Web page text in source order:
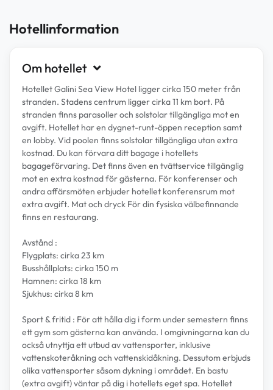
Hotellinformation
Om hotellet
Hotellet Galini Sea View Hotel ligger cirka 150 meter från
stranden. Stadens centrum ligger cirka 11 km bort. På
stranden finns parasoller och solstolar tillgängliga mot en
avgift. Hotellet har en dygnet-runt-öppen reception samt
en lobby. Vid poolen finns solstolar tillgängliga utan extra
kostnad. Du kan förvara ditt bagage i hotellets
bagageförvaring. Det finns även en tvättservice tillgänglig
mot en extra kostnad för gästerna. För konferenser och
andra affärsmöten erbjuder hotellet konferensrum mot
extra avgift. Mat och dryck För din fysiska välbefinnande
finns en restaurang.
Avstånd :
Flygplats: cirka 23 km
Busshållplats: cirka 150 m
Hamnen: cirka 18 km
Sjukhus: cirka 8 km
Sport & fritid : För att hålla dig i form under semestern finns
ett gym som gästerna kan använda. I omgivningarna kan du
också utnyttja ett utbud av vattensporter, inklusive
vattenskoteråkning och vattenskidåkning. Dessutom erbjuds
olika vattensporter såsom dykning i området. En bastu
(extra avgift) väntar på dig i hotellets eget spa. Hotellet